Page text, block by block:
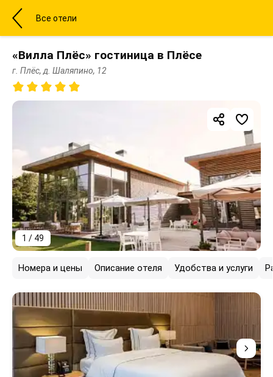
Все отели
«Вилла Плёс» гостиница в Плёсе
г. Плёс, д. Шаляпино, 12
1 / 49
Номера и цены Описание отеля Удобства и услуги